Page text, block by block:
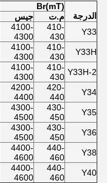
الدرجة
Br(mT)
م.ت
جيس
Y33
410-
430
4100-
4300
Y33H
410-
430
4100-
4300
Y33H-2
410-
430
4100-
4300
Y34
420-
440
4200-
4400
Y35
430-
450
4300-
4500
Y36
430-
450
4300-
4500
Y38
440-
460
4400-
4600
Y40
440-
460
4400-
4600